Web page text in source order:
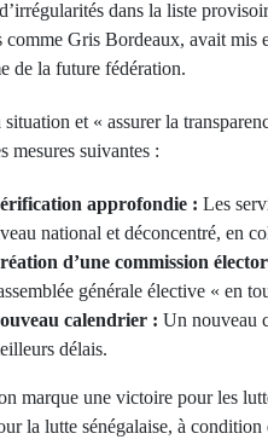
dans la liste
comme Gris Bordeaux, avait mis
de la future fédération.
et « assurer la
mesures suivantes :
approfondie : Les
national et déconcentré, en
d’une commission
générale élective « en
calendrier : Un nouveau
délais.
marque une victoire pour les
la lutte sénégalaise, à